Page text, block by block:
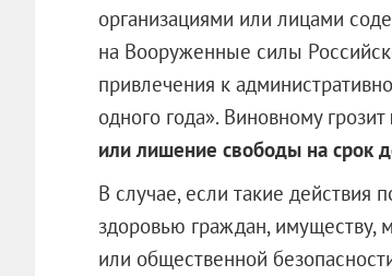
организациями или лицами
на Вооруженные силы
привлечения к
одного года». Виновному грозит
или лишение свободы на срок
В случае, если такие действия
здоровью граждан, имуществу,
или общественной